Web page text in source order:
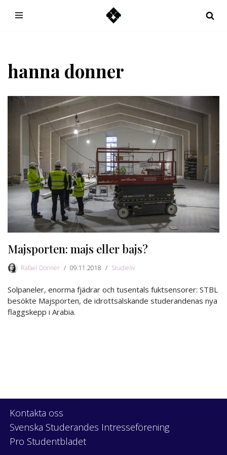
hanna donner
Majsporten: majs eller bajs?
Rafael Donner 09.11.2018 Studieliv
Solpaneler, enorma fjädrar och tusentals fuktsensorer: STBL
besökte Majsporten, de idrottsälskande studerandenas nya
flaggskepp i Arabia.
Kontakta oss
Svenska Studerandes Intresseförening
Pro Studentbladet